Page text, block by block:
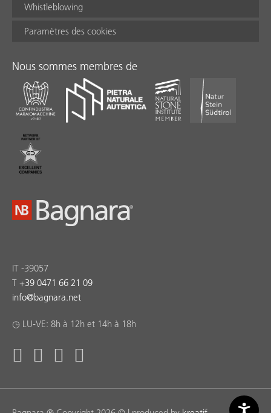
Whistleblowing
Paramètres des cookies
Nous sommes membres de
IT -39057
T +39 0471 66 21 09
info@bagnara.net
◷ LU-VE: 8h à 12h et 14h à 18h